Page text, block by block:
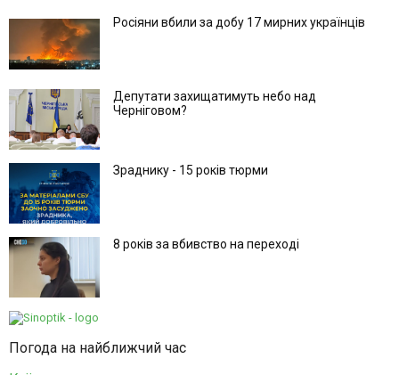
Росіяни вбили за добу 17 мирних українців
Депутати захищатимуть небо над
Черніговом?
Зраднику - 15 років тюрми
8 років за вбивство на переході
Погода на найближчий час